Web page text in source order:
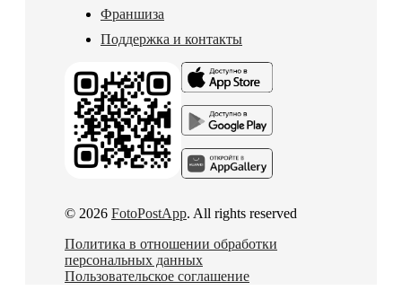
Франшиза
Поддержка и контакты
© 2026 FotoPostApp. All rights reserved
Политика в отношении обработки
персональных данных
Пользовательское соглашение